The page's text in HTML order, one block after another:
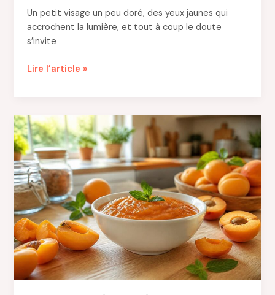
qui
berce
toute
enfance
Un petit visage un peu doré, des yeux jaunes qui
accrochent la lumière, et tout à coup le doute
s’invite
Jaunisse
:
quand
faut-
il
vraiment
s’inquiéter
?
Lire l’article »